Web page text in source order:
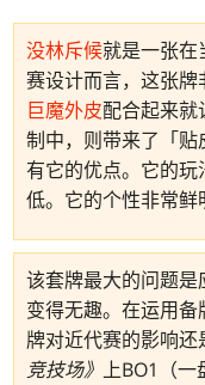
没林斥候就是一张在
赛设计而言，这张
巨魔外皮配合起来
制中，则带来了「
有它的优点。它的
低。它的个性非常鲜
该套牌最大的问题
变得无趣。在运用
牌对近代赛的影响
竞技场》 上BO1（一